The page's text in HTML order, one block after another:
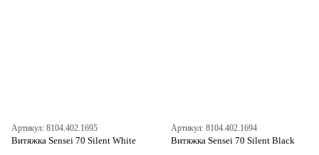
Артикул: 8104.402.1695
Витяжка Sensei 70 Silent White
Артикул: 8104.402.1694
Витяжка Sensei 70 Silent Black